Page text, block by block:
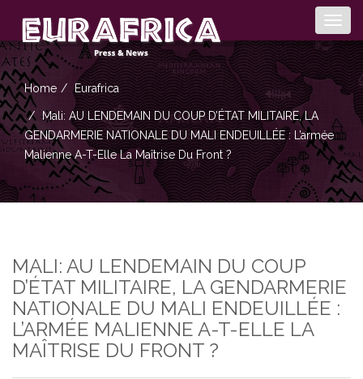
Home Eurafrica
Mali: AU LENDEMAIN DU COUP D’ÉTAT MILITAIRE, LA
GENDARMERIE NATIONALE DU MALI ENDEUILLÉE : L’armée
Malienne A-T-Elle La Maîtrise Du Front ?
MALI: AU LENDEMAIN DU COUP
D’ÉTAT MILITAIRE, LA GENDARMERIE
NATIONALE DU MALI ENDEUILLÉE :
L’ARMÉE MALIENNE A-T-ELLE LA
MAÎTRISE DU FRONT ?